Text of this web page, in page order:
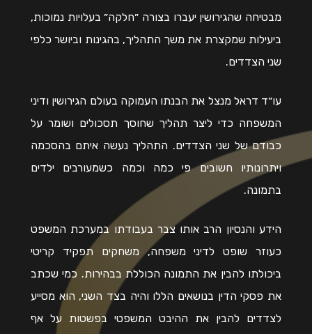
מבטיחה שהגירושין יעברו בצורה ״חלקה״ בעלויות נמוכות,
ביעילות שמקצרת את משך התהליך, בהגינות וביושר כלפי
שני הצדדים.
עו״ד דראל מנצל את הבנתו העמוקה בעולם הגירושין ודיני
המשפחה כדי ליצר תהליך שחוסך תסכולים ושומר על
כבודם של שני הצדדים. התהליך נעשה איתם בהסכמה
ויתרונותיו חשובים פי כמה וכמה כשמעורבים ילדים
בתמונה.
הידע והנסיון הרב אותו צבר בעבודתו במערכת המשפט
כעוזר שופט לדיני משפחה, משחקים תפקיד קריטי
ביכולתו להבין את התמונה הכוללת בבהירות. כמי שכתב
את פסקי הדין בנושאים הללו והיה בצד השני, הוא מסייע
לצדדים להבין את ההיבט המשפטי בפשטות על אף